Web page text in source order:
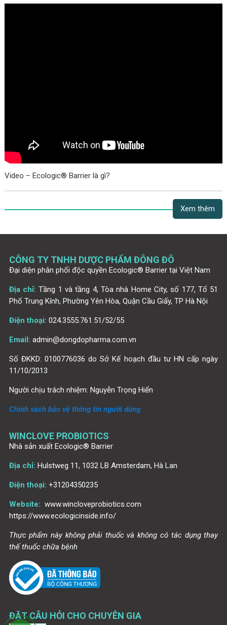
Video – Ecologic® Barrier là gì?
Xem thêm
CÔNG TY TNHH DƯỢC PHẨM ĐÔNG ĐÔ
Đại diện phân phối độc quyền Ecologic® Barrier tại Việt Nam
Địa chỉ: Tầng 1 và tầng 4, Tòa nhà Home City, số 177, Tổ 51
Phố Trung Kính, Phường Yên Hòa, Quận Cầu Giấy, TP Hà Nội
Điện thoại: 024.3555.761.51/52/55
Email: admin@dongdopharma.com.vn
Số ĐKKD: 0100776036 do Sở Kế hoạch đầu tư HN cấp ngày
11/10/2013
Người chịu trách nhiệm: Nguyễn Trọng Hiển
Chính sách bảo vệ thông tin người dùng
WINCLOVE PROBIOTICS
Nhà sản xuất Ecologic® Barrier
Địa chỉ: Hulstweg 11, 1032 LB Amsterdam, Hà Lan
Điện thoại: +31204350235
Website: www.wincloveprobiotics.com
https://www.ecologicinside.info/
Thực phẩm này không phải thuốc và không có tác dụng thay
thế thuốc chữa bệnh
ĐẶT CÂU HỎI CHO CHUYÊN GIA